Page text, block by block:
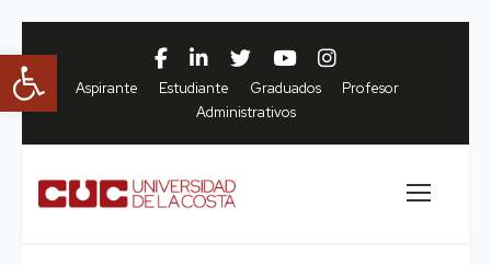
Abrir barra de herramientas
Aspirante Estudiante Graduados
Profesor
Administrativos